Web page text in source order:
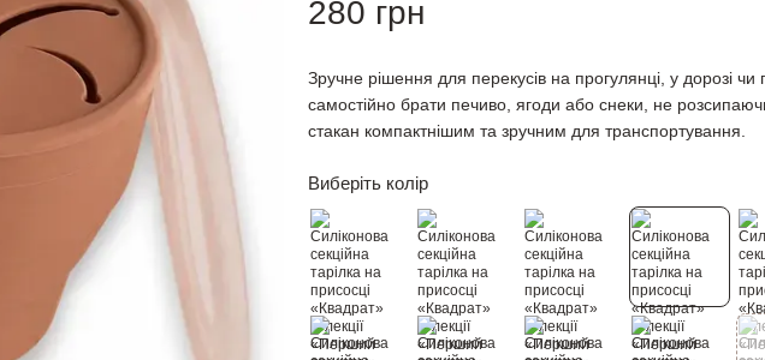
280 грн
Зручне рішення для перекусів на прогулянці, у дорозі
самостійно брати печиво, ягоди або снеки, не
стакан компактнішим та зручним для транспортування.
Виберіть колір